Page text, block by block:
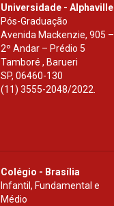
Universidade - Alphaville
Pós-Graduação
Avenida Mackenzie, 905 –
2º Andar – Prédio 5
Tamboré , Barueri
SP, 06460-130
(11) 3555-2048/2022.
Colégio - Brasília
Infantil, Fundamental e
Médio